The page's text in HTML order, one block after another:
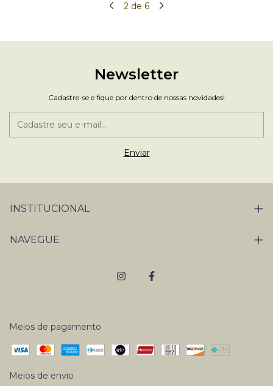
2 de 6
Newsletter
Cadastre-se e fique por dentro de nossas novidades!
INSTITUCIONAL
NAVEGUE
Meios de pagamento
Meios de envio